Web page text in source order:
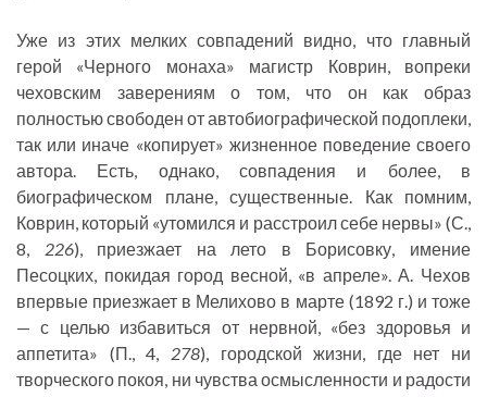
Уже из этих мелких совпадений видно, что главный
герой «Черного монаха» магистр Коврин, вопреки
чеховским заверениям о том, что он как образ
полностью свободен от автобиографической подоплеки,
так или иначе «копирует» жизненное поведение своего
автора. Есть, однако, совпадения и более, в
биографическом плане, существенные. Как помним,
Коврин, который «утомился и расстроил себе нервы» (С.,
8, 226), приезжает на лето в Борисовку, имение
Песоцких, покидая город весной, «в апреле». А. Чехов
впервые приезжает в Мелихово в марте (1892 г.) и тоже
— с целью избавиться от нервной, «без здоровья и
аппетита» (П., 4, 278), городской жизни, где нет ни
творческого покоя, ни чувства осмысленности и радости